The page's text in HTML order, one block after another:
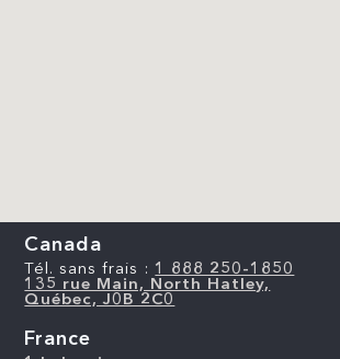
Canada
Tél. sans frais : 1 888 250-1850
135 rue Main, North Hatley,
Québec, J0B 2C0
France